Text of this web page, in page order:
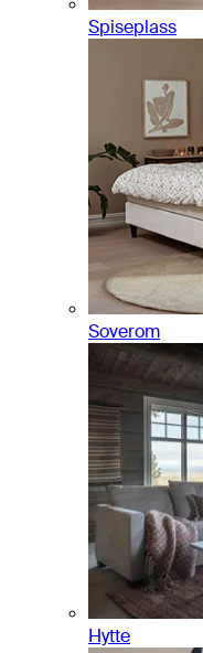
Spiseplass
Soverom
Hytte